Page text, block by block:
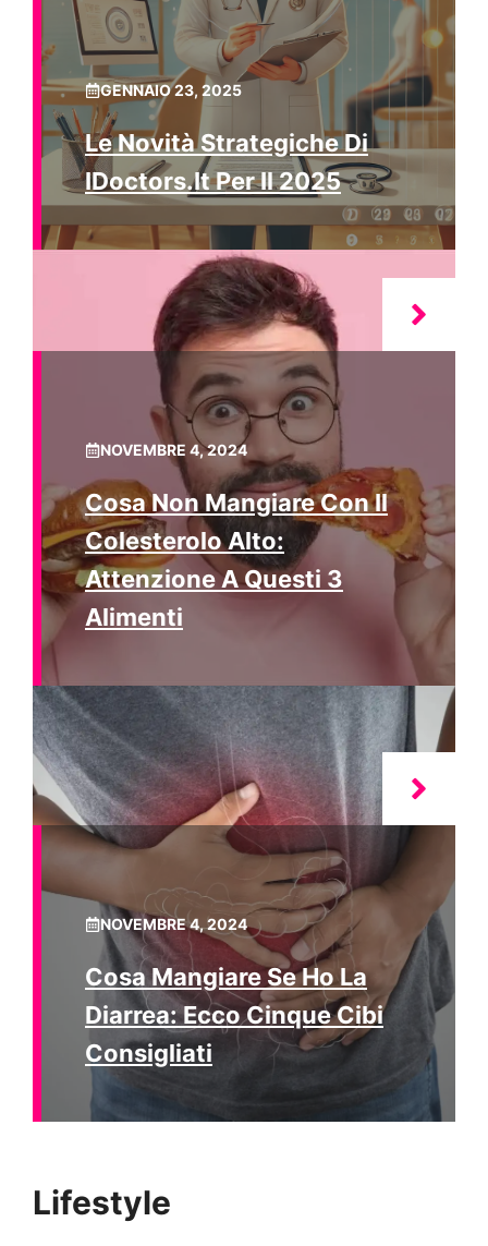
GENNAIO 23, 2025
Le Novità Strategiche Di
IDoctors.it Per Il 2025
NOVEMBRE 4, 2024
Cosa Non Mangiare Con Il
Colesterolo Alto:
Attenzione A Questi 3
Alimenti
NOVEMBRE 4, 2024
Cosa Mangiare Se Ho La
Diarrea: Ecco Cinque Cibi
Consigliati
Lifestyle